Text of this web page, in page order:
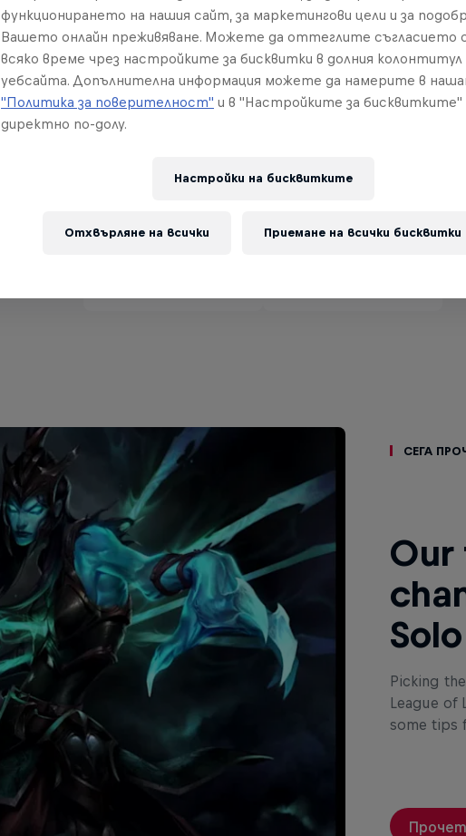
same time.
Сега
Our
Picking
League of
some tips
функционирането на нашия сайт, за маркетингови цели и за
Вашето онлайн преживяване. Можете да оттеглите съгласието
всяко време чрез настройките за бисквитки в долния колонтитул
уебсайта. Допълнителна информация можете да намерите в
"Политика за поверителност" и в "Настройките за бисквитките"
директно по-долу.
Настройки на бисквитките
Отхвърляне на всички Приемане на всички бисквитки